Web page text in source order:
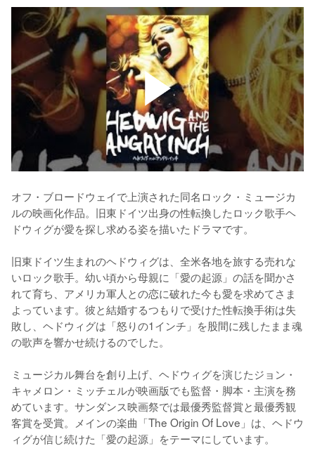
オフ・ブロードウェイで上演された同名ロック・ミュージカ
ルの映画化作品。旧東ドイツ出身の性転換したロック歌手ヘ
ドウィグが愛を探し求める姿を描いたドラマです。
旧東ドイツ生まれのヘドウィグは、全米各地を旅する売れな
いロック歌手。幼い頃から母親に「愛の起源」の話を聞かさ
れて育ち、アメリカ軍人との恋に破れた今も愛を求めてさま
よっています。彼と結婚するつもりで受けた性転換手術は失
敗し、ヘドウィグは「怒りの1インチ」を股間に残したまま魂
の歌声を響かせ続けるのでした。
ミュージカル舞台を創り上げ、ヘドウィグを演じたジョン・
キャメロン・ミッチェルが映画版でも監督・脚本・主演を務
めています。サンダンス映画祭では最優秀監督賞と最優秀観
客賞を受賞。メインの楽曲「The Origin Of Love」は、ヘドウ
ィグが信じ続けた「愛の起源」をテーマにしています。